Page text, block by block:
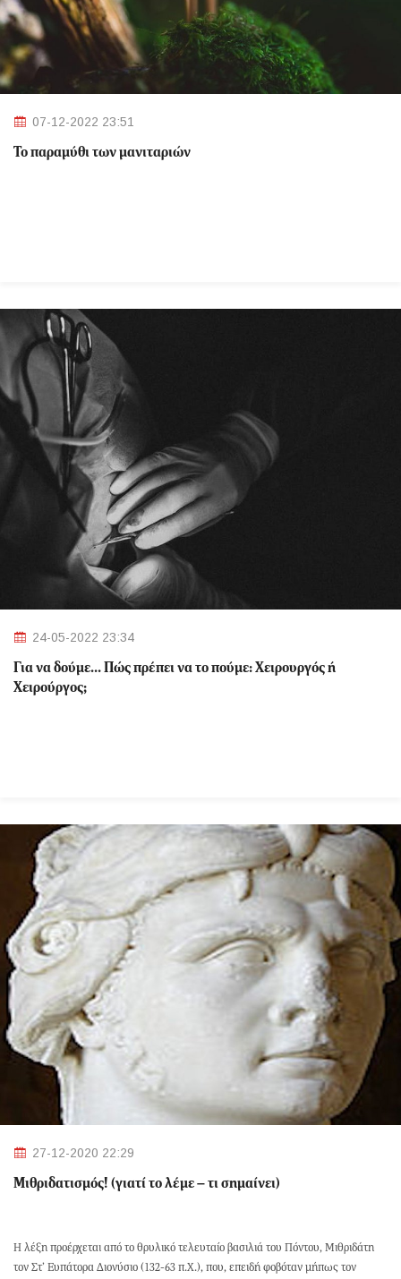
07-12-2022 23:51
Το παραμύθι των μανιταριών
24-05-2022 23:34
Για να δούμε... Πώς πρέπει να το πούμε: Χειρουργός ή
Χειρούργος;
27-12-2020 22:29
Μιθριδατισμός! (γιατί το λέμε – τι σημαίνει)
Η λέξη προέρχεται από το θρυλικό τελευταίο βασιλιά του Πόντου, Μιθριδάτη
τον Στ’ Ευπάτορα Διονύσιο (132-63 π.Χ.), που, επειδή φοβόταν μήπως τον